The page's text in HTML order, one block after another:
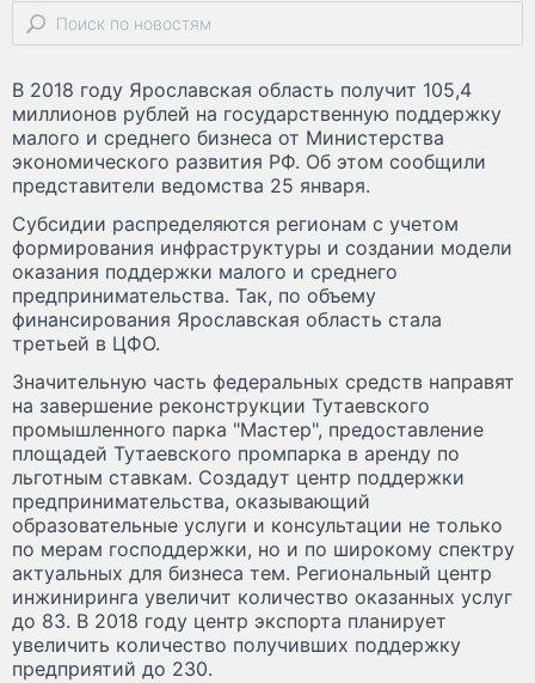
В 2018 году Ярославская область получит 105,4
миллионов рублей на государственную поддержку
малого и среднего бизнеса от Министерства
экономического развития РФ. Об этом сообщили
представители ведомства 25 января.
Субсидии распределяются регионам с учетом
формирования инфраструктуры и создании модели
оказания поддержки малого и среднего
предпринимательства. Так, по объему
финансирования Ярославская область стала
третьей в ЦФО.
Значительную часть федеральных средств направят
на завершение реконструкции Тутаевского
промышленного парка "Мастер", предоставление
площадей Тутаевского промпарка в аренду по
льготным ставкам. Создадут центр поддержки
предпринимательства, оказывающий
образовательные услуги и консультации не только
по мерам господдержки, но и по широкому спектру
актуальных для бизнеса тем. Региональный центр
инжиниринга увеличит количество оказанных услуг
до 83. В 2018 году центр экспорта планирует
увеличить количество получивших поддержку
предприятий до 230.